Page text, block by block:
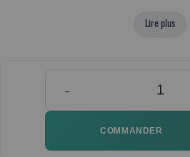
Lire plus
-
COMMANDER